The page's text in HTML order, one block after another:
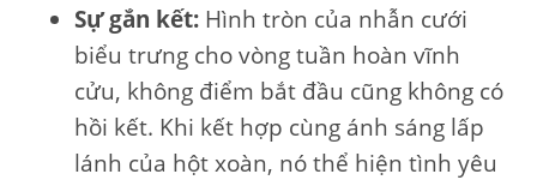
Sự gắn kết: Hình tròn của nhẫn cưới
biểu trưng cho vòng tuần hoàn vĩnh
cửu, không điểm bắt đầu cũng không có
hồi kết. Khi kết hợp cùng ánh sáng lấp
lánh của hột xoàn, nó thể hiện tình yêu